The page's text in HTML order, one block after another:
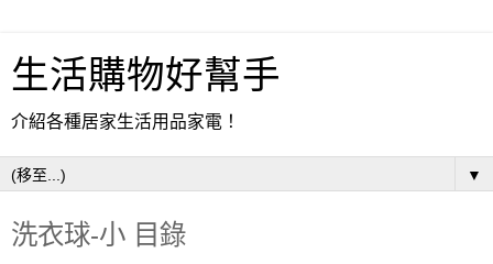
生活購物好幫手
介紹各種居家生活用品家電！
▼
洗衣球-小 目錄